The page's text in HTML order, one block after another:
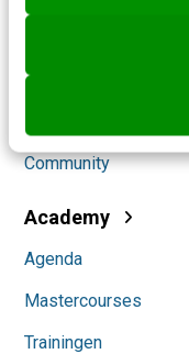
Social
Community
Academy
Agenda
Mastercourses
Trainingen